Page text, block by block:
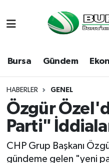
Bursa Gündem
HABERLER GENEL
Özgür
Parti"
CHP Grup Başkanı
gündeme gelen "yeni
Bursa
Dünya
Eğitim
Ekonomi
Hava Durumu
Namaz Vakitleri
Trafik Durumu
Süper Lig Puan